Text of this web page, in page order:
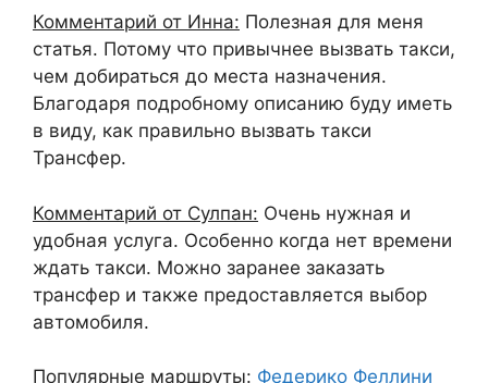
Комментарий от Инна: Полезная для меня
статья. Потому что привычнее вызвать такси,
чем добираться до места назначения.
Благодаря подробному описанию буду иметь
в виду, как правильно вызвать такси
Трансфер.
Комментарий от Сулпан: Очень нужная и
удобная услуга. Особенно когда нет времени
ждать такси. Можно заранее заказать
трансфер и также предоставляется выбор
автомобиля.
Популярные маршруты: Федерико Феллини